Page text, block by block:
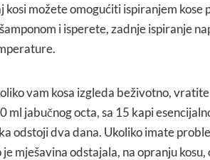
kosi možete omogućiti ispiranjem
i isperete, zadnje ispiranje
vam kosa izgleda beživotno,
ml jabučnog octa, sa 15 kapi
odstoji dva dana. Ukoliko imate
je mješavina odstajala, na opranju